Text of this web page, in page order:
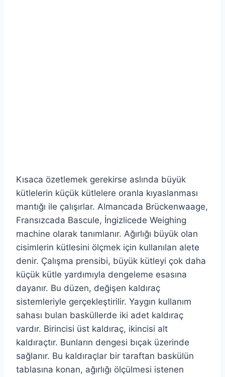
Kısaca özetlemek gerekirse aslında büyük
kütlelerin küçük kütlelere oranla kıyaslanması
mantığı ile çalışırlar. Almancada Brückenwaage,
Fransızcada Bascule, İngizlicede Weighing
machine olarak tanımlanır. Ağırlığı büyük olan
cisimlerin kütlesini ölçmek için kullanılan alete
denir. Çalışma prensibi, büyük kütleyi çok daha
küçük kütle yardımıyla dengeleme esasına
dayanır. Bu düzen, değişen kaldıraç
sistemleriyle gerçekleştirilir. Yaygın kullanım
sahası bulan basküllerde iki adet kaldıraç
vardır. Birincisi üst kaldıraç, ikincisi alt
kaldıraçtır. Bunların dengesi bıçak üzerinde
sağlanır. Bu kaldıraçlar bir taraftan baskülün
tablasına konan, ağırlığı ölçülmesi istenen